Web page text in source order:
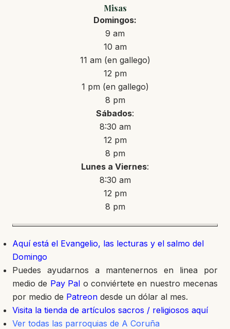
Misas
Domingos:
9 am
10 am
11 am (en gallego)
12 pm
1 pm (en gallego)
8 pm
Sábados:
8:30 am
12 pm
8 pm
Lunes a Viernes:
8:30 am
12 pm
8 pm
Aquí está el Evangelio, las lecturas y el salmo del
Domingo
Puedes ayudarnos a mantenernos en linea por
medio de Pay Pal o conviértete en nuestro mecenas
por medio de Patreon desde un dólar al mes.
Visita la tienda de artículos sacros / religiosos aquí
Ver todas las parroquias de A Coruña